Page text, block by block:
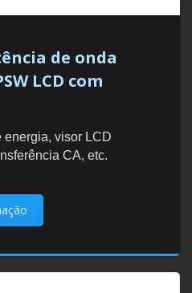
de onda
LCD com
energia, visor LCD
CA, etc.